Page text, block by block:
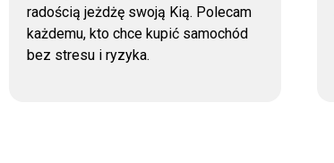
radością jeżdżę swoją Kią. Polecam
każdemu, kto chce kupić samochód
bez stresu i ryzyka.